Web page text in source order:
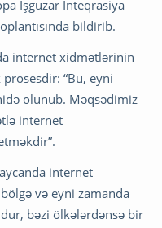
İşgüzar İnteqrasiya
bildirib.
internet xidmətlərinin
“Bu, eyni
olunub. Məqsədimiz
internet
internet
və eyni zamanda
bəzi ölkələrdənsə bir